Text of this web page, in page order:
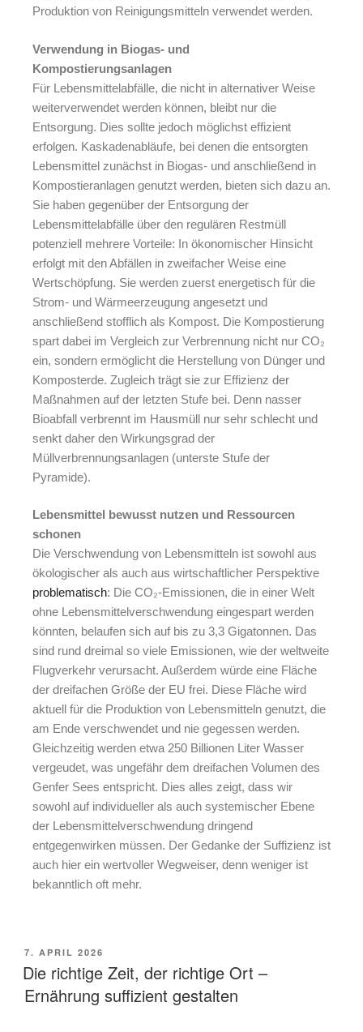
Produktion von Reinigungsmitteln verwendet werden.
Verwendung in Biogas- und
Kompostierungsanlagen
Für Lebensmittelabfälle, die nicht in alternativer Weise
weiterverwendet werden können, bleibt nur die
Entsorgung. Dies sollte jedoch möglichst effizient
erfolgen. Kaskadenabläufe, bei denen die entsorgten
Lebensmittel zunächst in Biogas- und anschließend in
Kompostieranlagen genutzt werden, bieten sich dazu an.
Sie haben gegenüber der Entsorgung der
Lebensmittelabfälle über den regulären Restmüll
potenziell mehrere Vorteile: In ökonomischer Hinsicht
erfolgt mit den Abfällen in zweifacher Weise eine
Wertschöpfung. Sie werden zuerst energetisch für die
Strom- und Wärmeerzeugung angesetzt und
anschließend stofflich als Kompost. Die Kompostierung
spart dabei im Vergleich zur Verbrennung nicht nur CO₂
ein, sondern ermöglicht die Herstellung von Dünger und
Komposterde. Zugleich trägt sie zur Effizienz der
Maßnahmen auf der letzten Stufe bei. Denn nasser
Bioabfall verbrennt im Hausmüll nur sehr schlecht und
senkt daher den Wirkungsgrad der
Müllverbrennungsanlagen (unterste Stufe der
Pyramide).
Lebensmittel bewusst nutzen und Ressourcen
schonen
Die Verschwendung von Lebensmitteln ist sowohl aus
ökologischer als auch aus wirtschaftlicher Perspektive
problematisch: Die CO₂-Emissionen, die in einer Welt
ohne Lebensmittelverschwendung eingespart werden
könnten, belaufen sich auf bis zu 3,3 Gigatonnen. Das
sind rund dreimal so viele Emissionen, wie der weltweite
Flugverkehr verursacht. Außerdem würde eine Fläche
der dreifachen Größe der EU frei. Diese Fläche wird
aktuell für die Produktion von Lebensmitteln genutzt, die
am Ende verschwendet und nie gegessen werden.
Gleichzeitig werden etwa 250 Billionen Liter Wasser
vergeudet, was ungefähr dem dreifachen Volumen des
Genfer Sees entspricht. Dies alles zeigt, dass wir
sowohl auf individueller als auch systemischer Ebene
der Lebensmittelverschwendung dringend
entgegenwirken müssen. Der Gedanke der Suffizienz ist
auch hier ein wertvoller Wegweiser, denn weniger ist
bekanntlich oft mehr.
7. APRIL 2026
Die richtige Zeit, der richtige Ort –
Ernährung suffizient gestalten